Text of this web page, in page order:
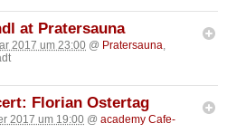
at Pratersauna
2017 um 23:00 @ Pratersauna,
Florian Ostertag
2017 um 19:00 @ academy Cafe-